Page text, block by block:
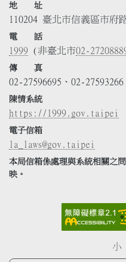
地 址
110204 臺北市信義區市府
電 話
1999 (非臺北市02-
傳 真
02-27596695、02-27593266
陳情系統
https://1999.gov.taipei
電子信箱
la_laws@gov.taipei
本局信箱係處理與系統相關之
映。
小